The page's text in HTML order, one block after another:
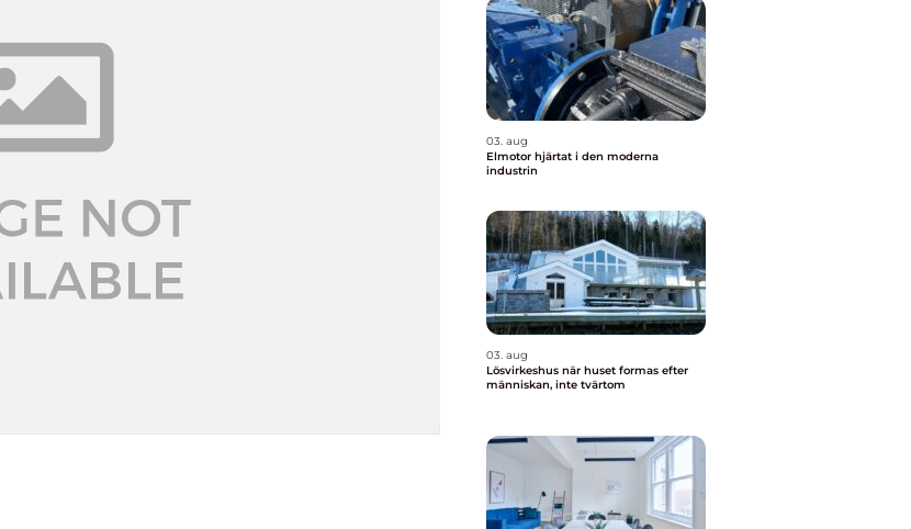
03. aug
Elmotor hjärtat i den moderna
industrin
03. aug
Lösvirkeshus när huset formas efter
människan, inte tvärtom